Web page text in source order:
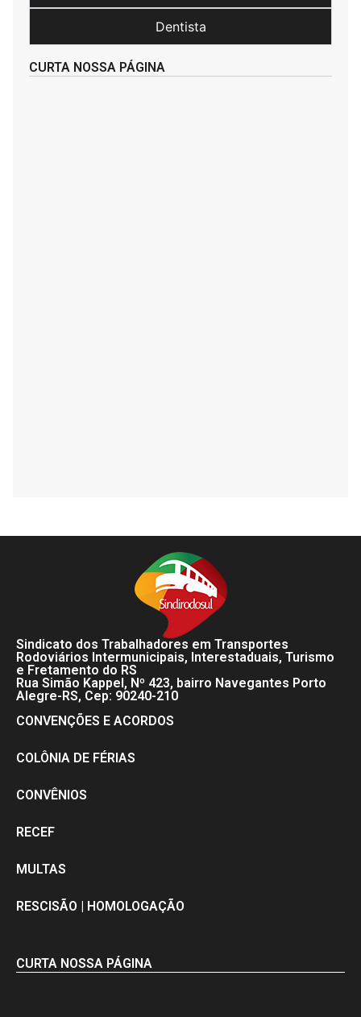
Dentista
CURTA NOSSA PÁGINA
Sindicato dos Trabalhadores em Transportes
Rodoviários Intermunicipais, Interestaduais, Turismo
e Fretamento do RS
Rua Simão Kappel, Nº 423, bairro Navegantes Porto
Alegre-RS, Cep: 90240-210
CONVENÇÕES E ACORDOS
COLÔNIA DE FÉRIAS
CONVÊNIOS
RECEF
MULTAS
RESCISÃO | HOMOLOGAÇÃO
CURTA NOSSA PÁGINA